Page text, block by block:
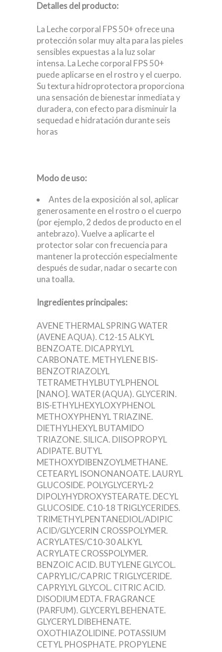
Detalles del producto:
La Leche corporal FPS 50+ ofrece una
protección solar muy alta para las pieles
sensibles expuestas a la luz solar
intensa. La Leche corporal FPS 50+
puede aplicarse en el rostro y el cuerpo.
Su textura hidroprotectora proporciona
una sensación de bienestar inmediata y
duradera, con efecto para disminuir la
sequedad e hidratación durante seis
horas
Modo de uso:
Antes de la exposición al sol, aplicar
generosamente en el rostro o el cuerpo
(por ejemplo, 2 dedos de producto en el
antebrazo). Vuelve a aplicarte el
protector solar con frecuencia para
mantener la protección especialmente
después de sudar, nadar o secarte con
una toalla.
Ingredientes principales:
AVENE THERMAL SPRING WATER
(AVENE AQUA). C12-15 ALKYL
BENZOATE. DICAPRYLYL
CARBONATE. METHYLENE BIS-
BENZOTRIAZOLYL
TETRAMETHYLBUTYLPHENOL
[NANO]. WATER (AQUA). GLYCERIN.
BIS-ETHYLHEXYLOXYPHENOL
METHOXYPHENYL TRIAZINE.
DIETHYLHEXYL BUTAMIDO
TRIAZONE. SILICA. DIISOPROPYL
ADIPATE. BUTYL
METHOXYDIBENZOYLMETHANE.
CETEARYL ISONONANOATE. LAURYL
GLUCOSIDE. POLYGLYCERYL-2
DIPOLYHYDROXYSTEARATE. DECYL
GLUCOSIDE. C10-18 TRIGLYCERIDES.
TRIMETHYLPENTANEDIOL/ADIPIC
ACID/GLYCERIN CROSSPOLYMER.
ACRYLATES/C10-30 ALKYL
ACRYLATE CROSSPOLYMER.
BENZOIC ACID. BUTYLENE GLYCOL.
CAPRYLIC/CAPRIC TRIGLYCERIDE.
CAPRYLYL GLYCOL. CITRIC ACID.
DISODIUM EDTA. FRAGRANCE
(PARFUM). GLYCERYL BEHENATE.
GLYCERYL DIBEHENATE.
OXOTHIAZOLIDINE. POTASSIUM
CETYL PHOSPHATE. PROPYLENE